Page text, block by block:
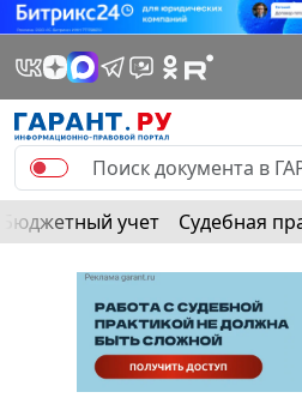
Бюджетный учет Судебная